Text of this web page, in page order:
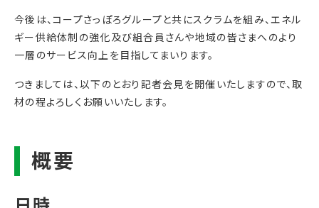
今後は、コープさっぽろグループと共にスクラムを組み、エネル
ギー供給体制の強化及び組合員さんや地域の皆さまへのより
一層のサービス向上を目指してまいります。
つきましては、以下のとおり記者会見を開催いたしますので、取
材の程よろしくお願いいたします。